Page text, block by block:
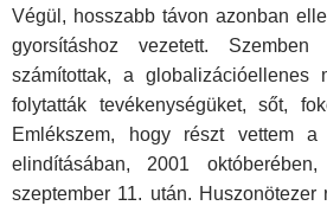
Végül, hosszabb távon azonban
gyorsításhoz vezetett.
számítottak, a globalizációellenes
folytatták tevékenységüket, sőt,
Emlékszem, hogy részt vettem a
elindításában, 2001
szeptember 11. után.